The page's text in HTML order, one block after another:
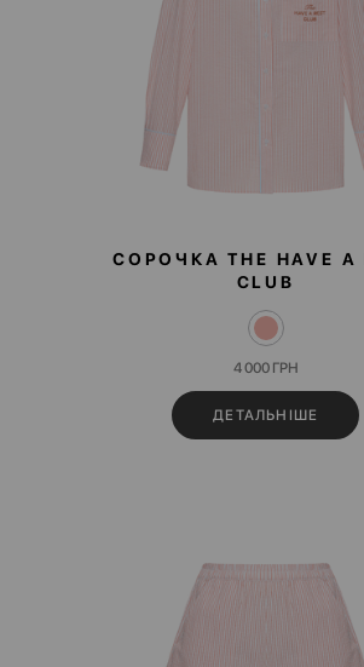
СОРОЧКА THE HAVE A
CLUB
4 000 ГРН
ДЕТАЛЬНІШЕ